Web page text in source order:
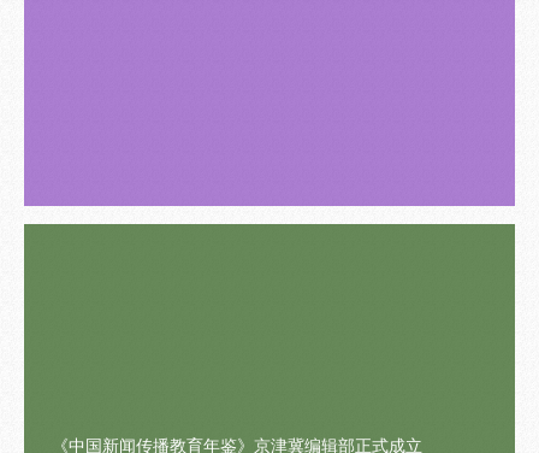
《中国新闻传播教育年鉴》京津冀编辑部正式成立